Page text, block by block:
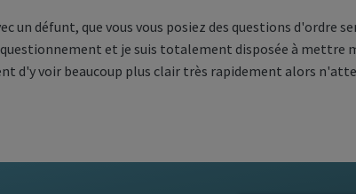
un défunt, que vous vous posiez des questions d'ordre
et je suis totalement disposée à mettre
d'y voir beaucoup plus clair très rapidement alors